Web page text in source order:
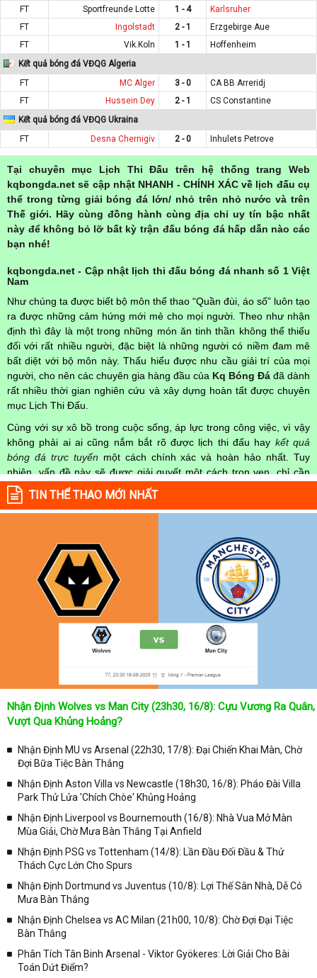
FT
Sportfreunde Lotte 1 - 4
Karlsruher
FT
Ingolstadt 2 - 1
Erzgebirge Aue
FT
Vik.Koln 1 - 1
Hoffenheim
Kết quả bóng đá VĐQG Algeria
FT
MC Alger 3 - 0
CA BB Arreridj
FT
Hussein Dey 2 - 1
CS Constantine
Kết quả bóng đá VĐQG Ukraina
FT
Desna Chernigiv 2 - 0 Inhulets Petrove
Tại chuyên mục Lịch Thi Đấu trên hệ thống trang Web
kqbongda.net sẽ cập nhật NHANH - CHÍNH XÁC về lịch đấu cụ
thể trong từng giải bóng đá lớn/ nhỏ trên nhỏ nước và trên
Thế giới. Hãy cùng đồng hành cùng địa chỉ uy tín bậc nhất
này để không bỏ lỡ bất kỳ trận đấu bóng đá hấp dẫn nào các
bạn nhé!
kqbongda.net - Cập nhật lịch thi đấu bóng đá nhanh số 1 Việt
Nam
Như chúng ta được biết bộ môn thể thao “Quần đùi, áo số” luôn tạo
ra được những cảm hứng mới mẻ cho mọi người. Theo như nhận
định thì đây là một trong những món ăn tinh thần không thể thiếu
đối với rất nhiều người, đặc biệt là những người có niềm đam mê
bất diệt với bộ môn này. Thấu hiểu được nhu cầu giải trí của mọi
người, cho nên các chuyên gia hàng đầu của Kq Bóng Đá đã dành
rất nhiều thời gian nghiên cứu và xây dựng hoàn tất được chuyên
mục Lịch Thi Đấu.
Cùng với sự xô bồ trong cuộc sống, áp lực trong công việc, vì vậy
không phải ai ai cũng nắm bắt rõ được lịch thi đấu hay kết quả
bóng đá trực tuyến một cách chính xác và hoàn hảo nhất. Tuy
nhiên, vấn đề này sẽ được giải quyết một cách trọn vẹn, chỉ cần
truy cập vào chuyên mục
Lịch Thi Đấu
mọi người hoàn toàn nắm rõ được chính xác về thời gian các trận
đấu bóng đá Việt Nam hay trên Thế giới diễn ra trong thời gian sắp
cả 2 đội tuyển bóng đá đang đạt được.
Không chỉ dừng lại ở đó, những người hâm mộ bóng đá có thể cập
nhật được chính xác về lịch phát sóng bóng đá được tường thuật
trực tiếp ở trên những kênh truyền hình thể thao lớn nhất hiện nay
như: VTV3, K+, SCTV, Thể thao TV,... Nếu như bạn không muốn
bỏ lỡ bất kỳ một trận đấu bóng đá nào trong từng mùa giải, hãy
thường xuyên vào chuyên mụcLịch Thi Đấutại chuyên trang
để cập nhật thông tin chính xác nhất nhé!
Lịch thi đấu được cập nhật chính xác trong toàn bộ các giải
Tại Lịch Thi Đấu của chuyên trang kqbongda.net
sẽ cập nhanh
chóng và chính xác nhất thời gian từng trận đấu bóng đá diễn ra ở
trong từng giải đấu như:
✓ Giải đấu bóng đá Ngoại hạng Anh;
✓ Giải bóng Cúp C1 Châu Âu;
✓ Giải VĐQG Tây Ban Nha;
✓ VĐQG Đức;
✓ VĐQG Pháp;
✓ Liên Đoàn Anh;
✓ U23 Châu Á;
TIN THỂ THAO MỚI NHẤT
Nhận Định Wolves vs Man City (23h30, 16/8): Cựu Vương Ra Quân,
Vượt Qua Khủng Hoảng?
Nhận Định MU vs Arsenal (22h30, 17/8): Đại Chiến Khai Màn, Chờ
Đợi Bữa Tiệc Bàn Thắng
Nhận Định Aston Villa vs Newcastle (18h30, 16/8): Pháo Đài Villa
Park Thử Lửa 'Chích Chòe' Khủng Hoảng
Nhận Định Liverpool vs Bournemouth (16/8): Nhà Vua Mở Màn
Mùa Giải, Chờ Mưa Bàn Thắng Tại Anfield
Nhận Định PSG vs Tottenham (14/8): Lần Đầu Đối Đầu & Thử
Thách Cực Lớn Cho Spurs
Nhận Định Dortmund vs Juventus (10/8): Lợi Thế Sân Nhà, Dễ Có
Mưa Bàn Thắng
Nhận Định Chelsea vs AC Milan (21h00, 10/8): Chờ Đợi Đại Tiệc
Bàn Thắng
Phân Tích Tân Binh Arsenal - Viktor Gyökeres: Lời Giải Cho Bài
Toán Dứt Điểm?